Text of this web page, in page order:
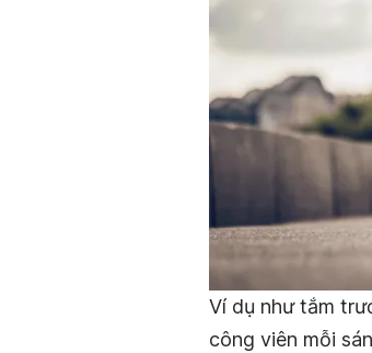
Ví dụ như tắm
công viên mỗi